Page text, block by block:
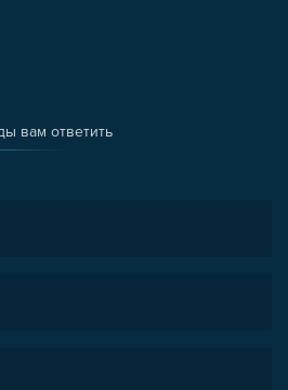
вам ответить